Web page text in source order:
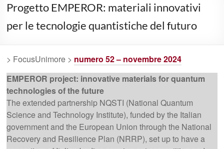
Progetto EMPEROR: materiali innovativi
per le tecnologie quantistiche del futuro
> FocusUnimore > numero 52 – novembre 2024
EMPEROR project: innovative materials for quantum
technologies of the future
The extended partnership NQSTI (National Quantum
Science and Technology Institute), funded by the Italian
government and the European Union through the National
Recovery and Resilience Plan (NRRP), set up to have a